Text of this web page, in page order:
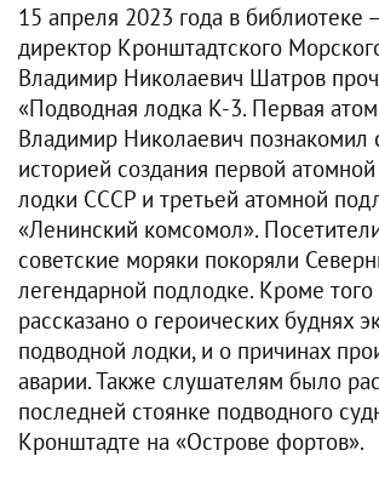
15 апреля 2023 года в
директор Кронштадтского
Владимир Николаевич Шатров
«Подводная лодка К-3. Первая
Владимир Николаевич познакомил
историей создания первой
лодки СССР и третьей атомной
«Ленинский комсомол».
советские моряки покоряли
легендарной подлодке. Кроме
рассказано о героических буднях
подводной лодки, и о причинах
аварии. Также слушателям было
последней стоянке подводного
Кронштадте на «Острове фортов».